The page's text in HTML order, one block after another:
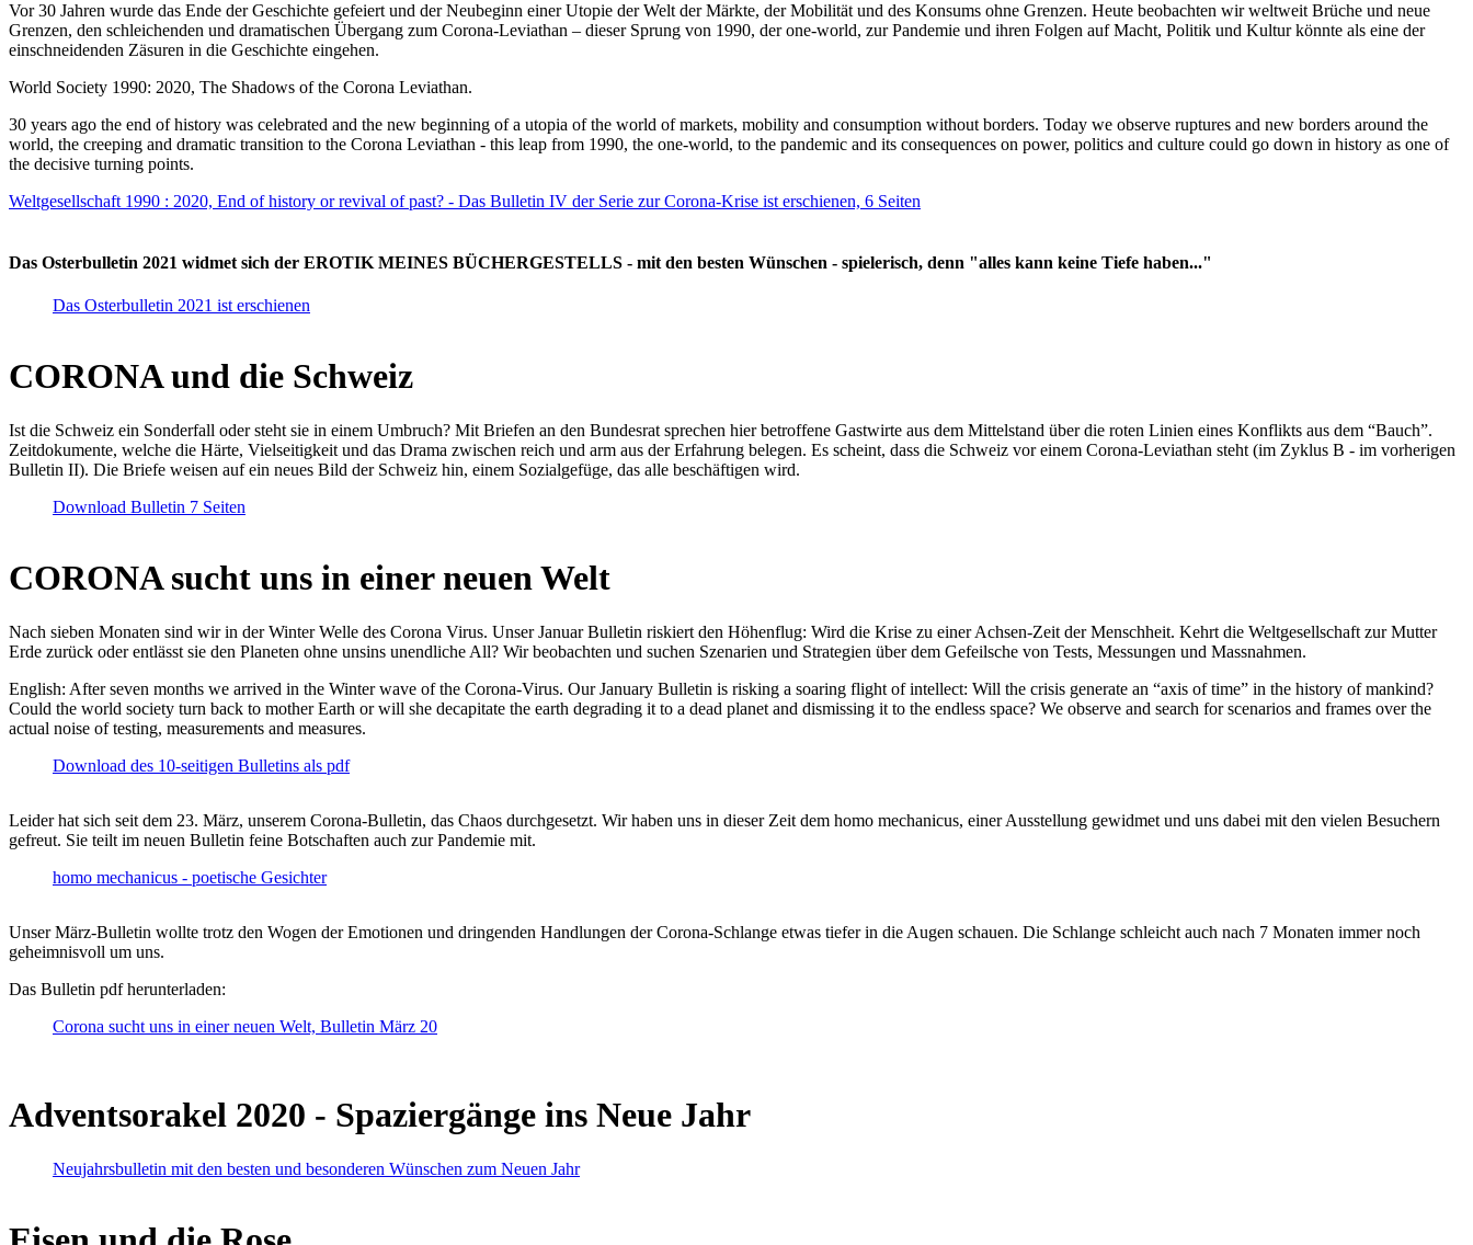
Vor 30 Jahren wurde das Ende der Geschichte gefeiert und der Neubeginn einer Utopie der Welt der Märkte, der Mobilität und des Konsums ohne Grenzen. Heute beobachten wir weltweit Brüche und neue
Grenzen, den schleichenden und dramatischen Übergang zum Corona-Leviathan – dieser Sprung von 1990, der one-world, zur Pandemie und ihren Folgen auf Macht, Politik und Kultur könnte als eine der
einschneidenden Zäsuren in die Geschichte eingehen.
World Society 1990: 2020, The Shadows of the Corona Leviathan.
30 years ago the end of history was celebrated and the new beginning of a utopia of the world of markets, mobility and consumption without borders. Today we observe ruptures and new borders around the
world, the creeping and dramatic transition to the Corona Leviathan - this leap from 1990, the one-world, to the pandemic and its consequences on power, politics and culture could go down in history as one of
the decisive turning points.
Weltgesellschaft 1990 : 2020, End of history or revival of past? - Das Bulletin IV der Serie zur Corona-Krise ist erschienen, 6 Seiten
Das Osterbulletin 2021 widmet sich der EROTIK MEINES BÜCHERGESTELLS - mit den besten Wünschen - spielerisch, denn "alles kann keine Tiefe haben..."
Das Osterbulletin 2021 ist erschienen
CORONA und die Schweiz
Ist die Schweiz ein Sonderfall oder steht sie in einem Umbruch? Mit Briefen an den Bundesrat sprechen hier betroffene Gastwirte aus dem Mittelstand über die roten Linien eines Konflikts aus dem “Bauch”.
Zeitdokumente, welche die Härte, Vielseitigkeit und das Drama zwischen reich und arm aus der Erfahrung belegen. Es scheint, dass die Schweiz vor einem Corona-Leviathan steht (im Zyklus B - im vorherigen
Bulletin II). Die Briefe weisen auf ein neues Bild der Schweiz hin, einem Sozialgefüge, das alle beschäftigen wird.
Download Bulletin 7 Seiten
CORONA sucht uns in einer neuen Welt
Nach sieben Monaten sind wir in der Winter Welle des Corona Virus. Unser Januar Bulletin riskiert den Höhenflug: Wird die Krise zu einer Achsen-Zeit der Menschheit. Kehrt die Weltgesellschaft zur Mutter
Erde zurück oder entlässt sie den Planeten ohne unsins unendliche All? Wir beobachten und suchen Szenarien und Strategien über dem Gefeilsche von Tests, Messungen und Massnahmen.
English: After seven months we arrived in the Winter wave of the Corona-Virus. Our January Bulletin is risking a soaring flight of intellect: Will the crisis generate an “axis of time” in the history of mankind?
Could the world society turn back to mother Earth or will she decapitate the earth degrading it to a dead planet and dismissing it to the endless space? We observe and search for scenarios and frames over the
actual noise of testing, measurements and measures.
Download des 10-seitigen Bulletins als pdf
Leider hat sich seit dem 23. März, unserem Corona-Bulletin, das Chaos durchgesetzt. Wir haben uns in dieser Zeit dem homo mechanicus, einer Ausstellung gewidmet und uns dabei mit den vielen Besuchern
gefreut. Sie teilt im neuen Bulletin feine Botschaften auch zur Pandemie mit.
homo mechanicus - poetische Gesichter
Unser März-Bulletin wollte trotz den Wogen der Emotionen und dringenden Handlungen der Corona-Schlange etwas tiefer in die Augen schauen. Die Schlange schleicht auch nach 7 Monaten immer noch
geheimnisvoll um uns.
Das Bulletin pdf herunterladen:
Corona sucht uns in einer neuen Welt, Bulletin März 20
Adventsorakel 2020 - Spaziergänge ins Neue Jahr
Neujahrsbulletin mit den besten und besonderen Wünschen zum Neuen Jahr